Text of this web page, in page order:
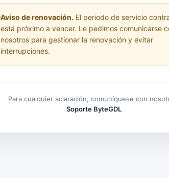
Aviso de renovación. El periodo de servicio
está próximo a vencer. Le pedimos comunicarse
nosotros para gestionar la renovación y evitar
interrupciones.
Para cualquier aclaración, comuníquese con
Soporte ByteGDL